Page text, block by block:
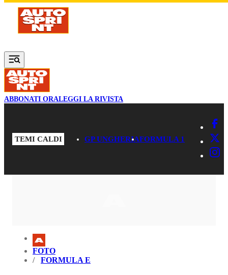
Vai al contenuto principale
ABBONATI ORALEGGI LA RIVISTA
TEMI CALDI GP UNGHERIAFORMULA 1
FOTO
FORMULA E